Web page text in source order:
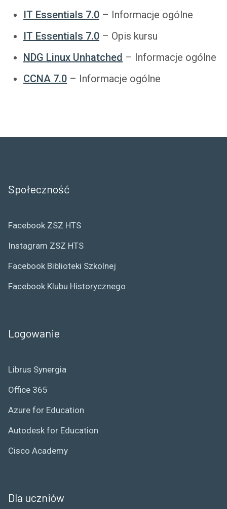
IT Essentials 7.0 – Informacje ogólne
IT Essentials 7.0 – Opis kursu
NDG Linux Unhatched – Informacje ogólne
CCNA 7.0 – Informacje ogólne
Społeczność
Facebook ZSZ HTS
Instagram ZSZ HTS
Facebook Biblioteki Szkolnej
Facebook Klubu Historycznego
Logowanie
Librus Synergia
Office 365
Azure for Education
Autodesk for Education
Cisco Academy
Dla uczniów